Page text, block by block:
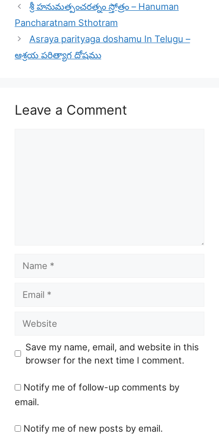
శ్రీ హనుమత్పంచరత్నం స్తోత్రం – Hanuman
Pancharatnam Sthotram
Asraya parityaga doshamu In Telugu –
ఆశ్రయ పరిత్యాగ దోషము
Leave a Comment
Name
Email
Website
Save my name, email, and website in this
browser for the next time I comment.
Notify me of follow-up comments by
email.
Notify me of new posts by email.